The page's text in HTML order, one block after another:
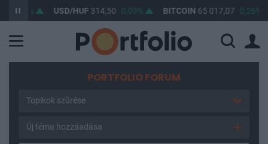
USD/HUF314,50 0,09% BITCOIN65 017,07 0,26%
PORTFOLIO FORUM
Topikok szűrése
Új téma hozzáadása